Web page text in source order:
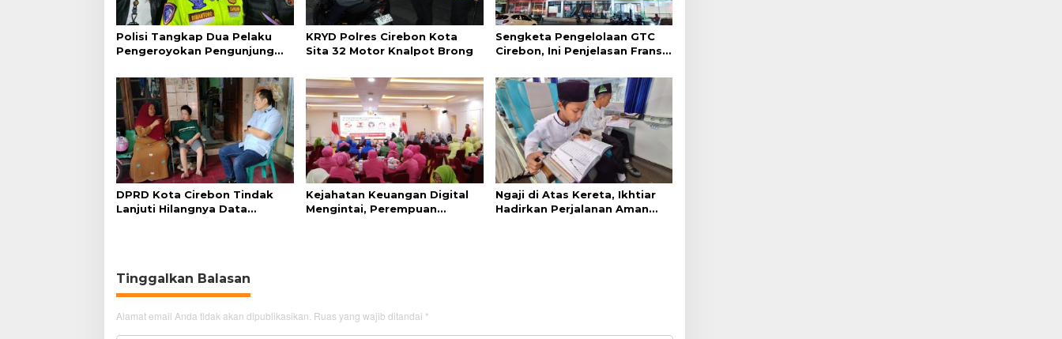
Polisi Tangkap Dua Pelaku
Pengeroyokan Pengunjung
KRYD Polres Cirebon Kota
Sita 32 Motor Knalpot Brong
Sengketa Pengelolaan GTC
Cirebon, Ini Penjelasan Frans
DPRD Kota Cirebon Tindak
Lanjuti Hilangnya Data
Kejahatan Keuangan Digital
Mengintai, Perempuan
Ngaji di Atas Kereta, Ikhtiar
Hadirkan Perjalanan Aman
Tinggalkan Balasan
Alamat email Anda tidak akan dipublikasikan. Ruas yang wajib ditandai *